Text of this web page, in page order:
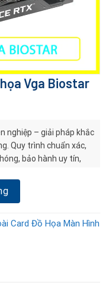
Vga Biostar
nghiệp – giải pháp khắc
Quy trình chuẩn xác,
bảo hành uy tín,
số lượng
Card Đồ Họa Màn Hình